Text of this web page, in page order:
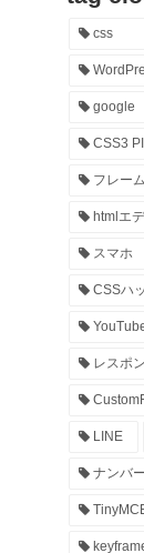
css
google
CSS3
フレー
htmlエ
スマホ
CSSハ
レスポ
LINE
ナンバ